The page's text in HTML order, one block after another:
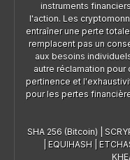
instruments
l'action. Les
entraîner une perte
remplacent pas un
aux besoins
autre réclamation
pertinence et
pour les pertes
SHA 256 (Bitcoin)
EQUIHASH